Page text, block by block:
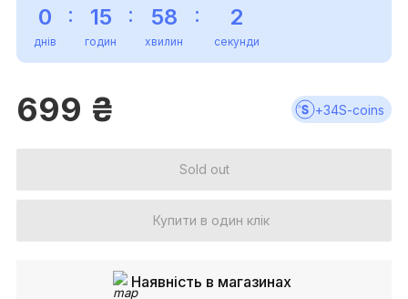
0
днів
: 15
годин
: 58
хвилин
: 2
секунди
699 ₴ +34S-coins
Sold out
Купити в один клік
Наявність в магазинах